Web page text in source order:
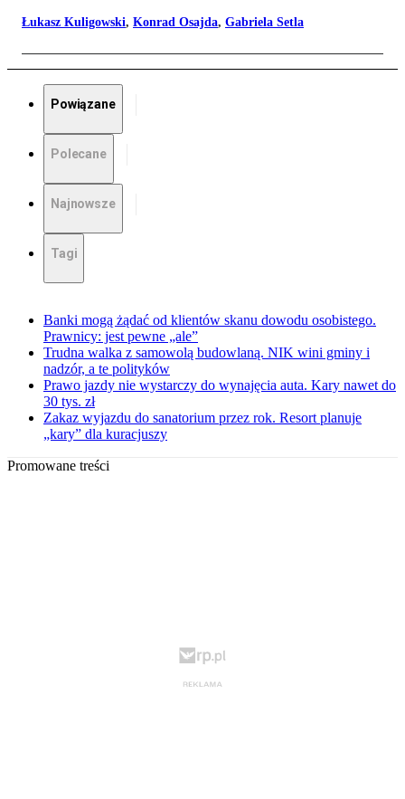
Łukasz Kuligowski, Konrad Osajda, Gabriela Setla
Powiązane
Polecane
Najnowsze
Tagi
Banki mogą żądać od klientów skanu dowodu osobistego.
Prawnicy: jest pewne „ale”
Trudna walka z samowolą budowlaną. NIK wini gminy i
nadzór, a te polityków
Prawo jazdy nie wystarczy do wynajęcia auta. Kary nawet do
30 tys. zł
Zakaz wyjazdu do sanatorium przez rok. Resort planuje
„kary” dla kuracjuszy
Promowane treści